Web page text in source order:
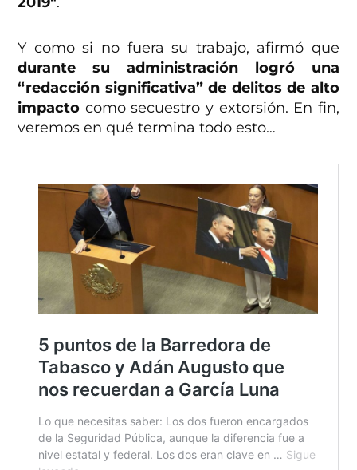
Y como si no fuera su trabajo, afirmó que
durante su administración logró una
“redacción significativa” de delitos de alto
impacto como secuestro y extorsión. En fin,
veremos en qué termina todo esto…